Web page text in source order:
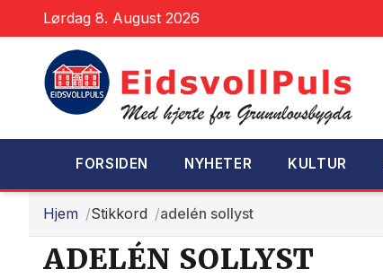
Lørdag 8. August 2026
FORSIDEN NYHETER KULTUR
Hjem Stikkord adelén sollyst
ADELÉN SOLLYST